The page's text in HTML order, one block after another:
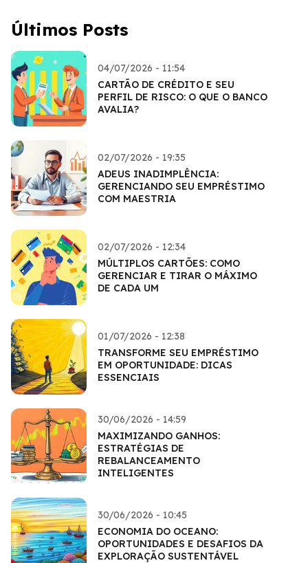
Últimos Posts
04/07/2026 - 11:54
CARTÃO DE CRÉDITO E SEU
PERFIL DE RISCO: O QUE O BANCO
AVALIA?
02/07/2026 - 19:35
ADEUS INADIMPLÊNCIA:
GERENCIANDO SEU EMPRÉSTIMO
COM MAESTRIA
02/07/2026 - 12:34
MÚLTIPLOS CARTÕES: COMO
GERENCIAR E TIRAR O MÁXIMO
DE CADA UM
01/07/2026 - 12:38
TRANSFORME SEU EMPRÉSTIMO
EM OPORTUNIDADE: DICAS
ESSENCIAIS
30/06/2026 - 14:59
MAXIMIZANDO GANHOS:
ESTRATÉGIAS DE
REBALANCEAMENTO
INTELIGENTES
30/06/2026 - 10:45
ECONOMIA DO OCEANO:
OPORTUNIDADES E DESAFIOS DA
EXPLORAÇÃO SUSTENTÁVEL